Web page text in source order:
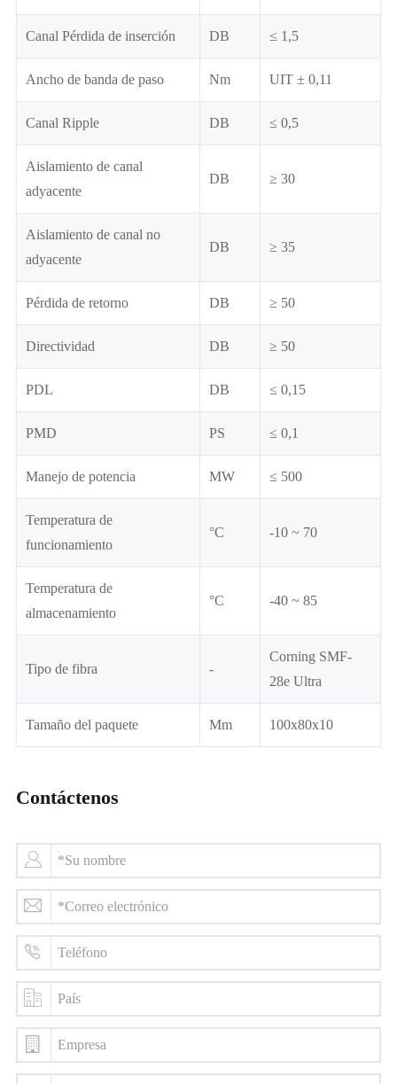
Canal Pérdida de inserción DB ≤ 1,5
Ancho de banda de paso Nm UIT ± 0,11
Canal Ripple DB ≤ 0,5
Aislamiento de canal
adyacente
DB ≥ 30
Aislamiento de canal no
adyacente
DB ≥ 35
Pérdida de retorno DB ≥ 50
Directividad DB ≥ 50
PDL DB ≤ 0,15
PMD PS ≤ 0,1
Manejo de potencia MW ≤ 500
Temperatura de
funcionamiento
°C -10 ~ 70
Temperatura de
almacenamiento
°C -40 ~ 85
Tipo de fibra -
Corning SMF-
28e Ultra
Tamaño del paquete Mm 100x80x10
Contáctenos